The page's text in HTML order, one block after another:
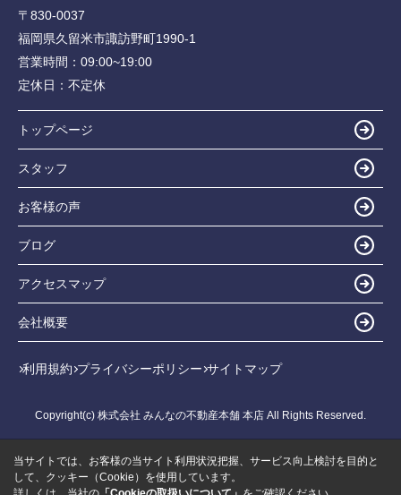
〒830-0037
福岡県久留米市諏訪野町1990-1
営業時間： 09:00~19:00
定休日： 不定休
トップページ
スタッフ
お客様の声
ブログ
アクセスマップ
会社概要
利用規約 プライバシーポリシー サイトマップ
Copyright(c) 株式会社 みんなの不動産本舗 本店 All Rights Reserved.
当サイトでは、お客様の当サイト利用状況把握、サービス向上検討を目的と
して、クッキー（Cookie）を使用しています。